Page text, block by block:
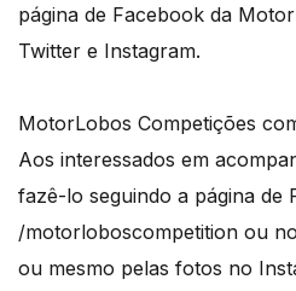
página de Facebook da
Twitter e Instagram.
MotorLobos Competições
Aos interessados em
fazê-lo seguindo a página de
/motorloboscompetition ou
ou mesmo pelas fotos no